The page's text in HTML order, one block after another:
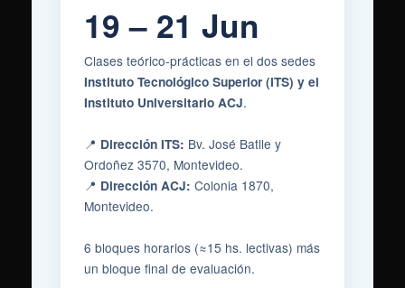
19 – 21 Jun
Clases teórico-prácticas en el dos sedes
Instituto Tecnológico Superior (ITS) y el
Instituto Universitario ACJ.
📍 Dirección ITS: Bv. José Batlle y
Ordoñez 3570, Montevideo.
📍 Dirección ACJ: Colonia 1870,
Montevideo.
6 bloques horarios (≈15 hs. lectivas) más
un bloque final de evaluación.